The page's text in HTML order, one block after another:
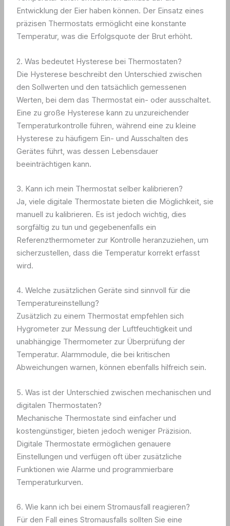
Entwicklung der Eier haben können. Der Einsatz eines
präzisen Thermostats ermöglicht eine konstante
Temperatur, was die Erfolgsquote der Brut erhöht.
2. Was bedeutet Hysterese bei Thermostaten?
Die Hysterese beschreibt den Unterschied zwischen
den Sollwerten und den tatsächlich gemessenen
Werten, bei dem das Thermostat ein- oder ausschaltet.
Eine zu große Hysterese kann zu unzureichender
Temperaturkontrolle führen, während eine zu kleine
Hysterese zu häufigem Ein- und Ausschalten des
Gerätes führt, was dessen Lebensdauer
beeinträchtigen kann.
3. Kann ich mein Thermostat selber kalibrieren?
Ja, viele digitale Thermostate bieten die Möglichkeit, sie
manuell zu kalibrieren. Es ist jedoch wichtig, dies
sorgfältig zu tun und gegebenenfalls ein
Referenzthermometer zur Kontrolle heranzuziehen, um
sicherzustellen, dass die Temperatur korrekt erfasst
wird.
4. Welche zusätzlichen Geräte sind sinnvoll für die
Temperatureinstellung?
Zusätzlich zu einem Thermostat empfehlen sich
Hygrometer zur Messung der Luftfeuchtigkeit und
unabhängige Thermometer zur Überprüfung der
Temperatur. Alarmmodule, die bei kritischen
Abweichungen warnen, können ebenfalls hilfreich sein.
5. Was ist der Unterschied zwischen mechanischen und
digitalen Thermostaten?
Mechanische Thermostate sind einfacher und
kostengünstiger, bieten jedoch weniger Präzision.
Digitale Thermostate ermöglichen genauere
Einstellungen und verfügen oft über zusätzliche
Funktionen wie Alarme und programmierbare
Temperaturkurven.
6. Wie kann ich bei einem Stromausfall reagieren?
Für den Fall eines Stromausfalls sollten Sie eine